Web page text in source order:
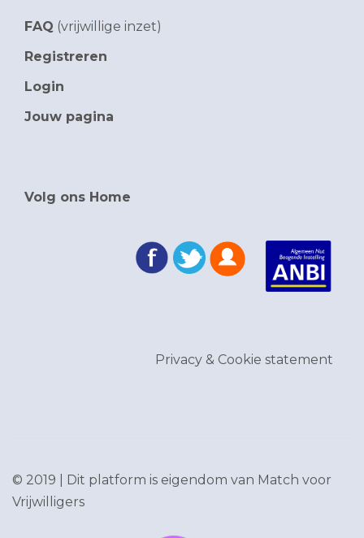
FAQ (vrijwillige inzet)
Registreren
Login
Jouw pagina
Volg ons Home
Privacy & Cookie statement
© 2019 | Dit platform is eigendom van Match voor
Vrijwilligers